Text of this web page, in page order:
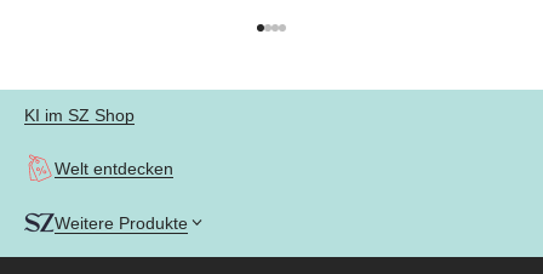
KI im SZ Shop
Welt entdecken
Weitere Produkte